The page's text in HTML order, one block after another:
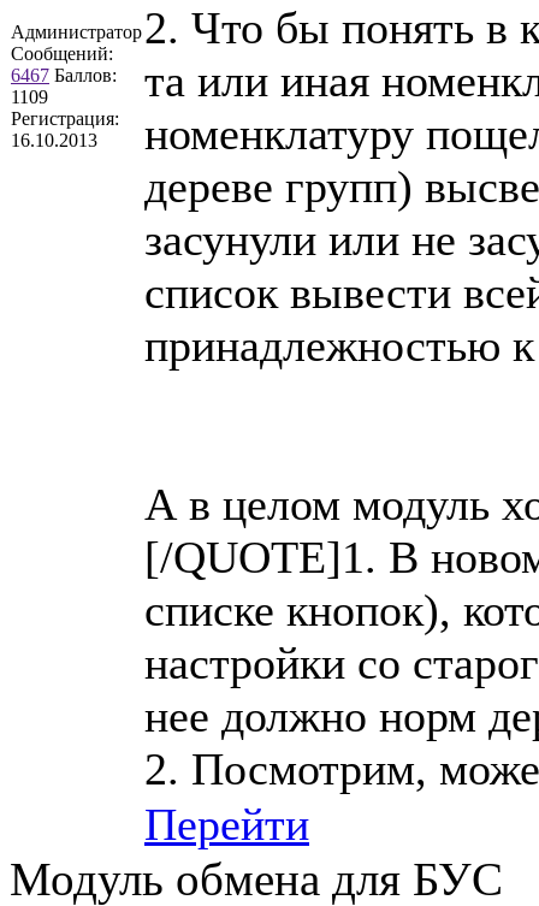
Администратор
Сообщений:
6467 Баллов:
1109
Регистрация:
16.10.2013
2. Что бы понять в
та или иная
номенклатуру
дереве групп)
засунули или не
список вывести
принадлежностью
А в целом модуль
[/QUOTE]1. В
списке кнопок),
настройки со
нее должно норм
2. Посмотрим,
Перейти
Модуль обмена для БУС